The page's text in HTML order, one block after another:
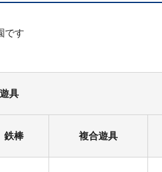
です
具
鉄棒 複合遊具